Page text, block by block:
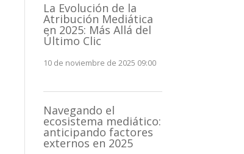
La Evolución de la
Atribución Mediática
en 2025: Más Allá del
Último Clic
10 de noviembre de 2025 09:00
Navegando el
ecosistema mediático:
anticipando factores
externos en 2025